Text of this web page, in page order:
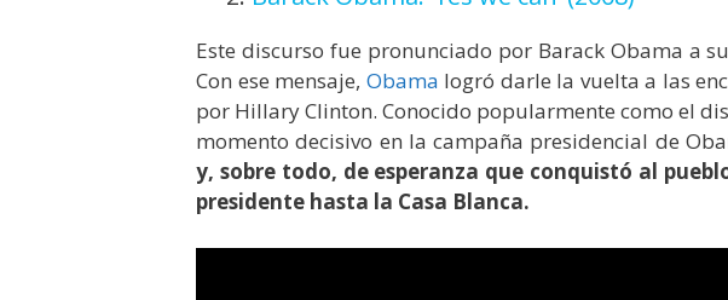
Este discurso fue pronunciado por Barack Obama a
Con ese mensaje, Obama logró darle la vuelta a las
por Hillary Clinton. Conocido popularmente como el
momento decisivo en la campaña presidencial de
y, sobre todo, de esperanza que conquistó al
presidente hasta la Casa Blanca.